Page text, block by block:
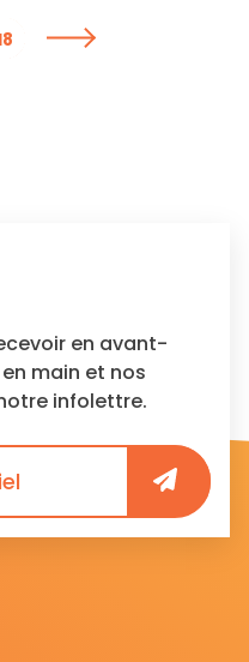
des
en avant-
main et nos
infolettre.